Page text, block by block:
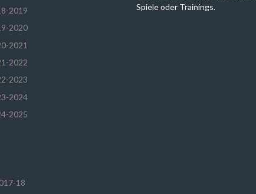
2019
2020
2021
2022
2023
2024
2025
18
Spiele oder Trainings.